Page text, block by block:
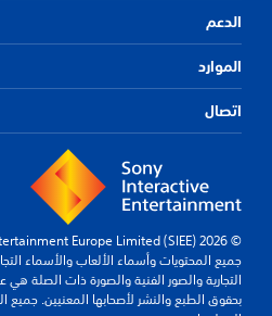
الدعم
الموارد
اتصال
© 2026 Sony Interactive Entertainment Europe Limited (SIEE)
جميع المحتويات وأسماء الألعاب والأسماء
التجارية والصور الفنية والصورة ذات الصلة هي
بحقوق الطبع والنشر لأصحابها المعنيين. جميع